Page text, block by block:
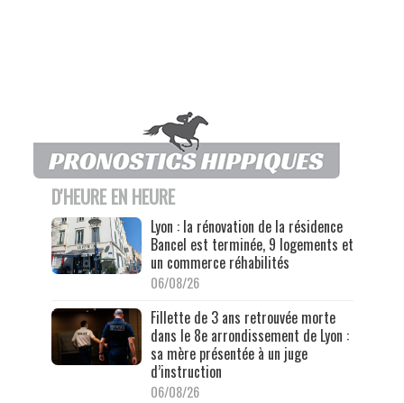
D'HEURE EN HEURE
Lyon : la rénovation de la résidence
Bancel est terminée, 9 logements et
un commerce réhabilités
06/08/26
Fillette de 3 ans retrouvée morte
dans le 8e arrondissement de Lyon :
sa mère présentée à un juge
d’instruction
06/08/26